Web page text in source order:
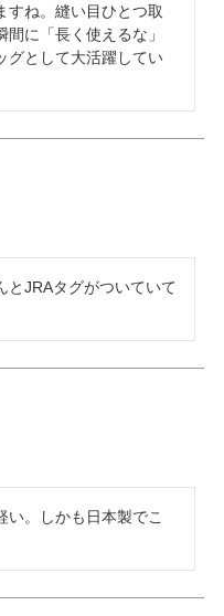
すね。縫い目ひとつ取
に「長く使えるな」
グとして大活躍してい
とJRAタグがついていて
い。しかも日本製でこ